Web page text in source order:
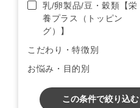
乳/卵製品/豆・穀類【栄
養プラス（トッピン
グ）】
こだわり・特徴別
お悩み・目的別
この条件で絞り込む